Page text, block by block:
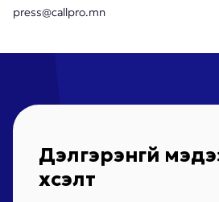
press@callpro.mn